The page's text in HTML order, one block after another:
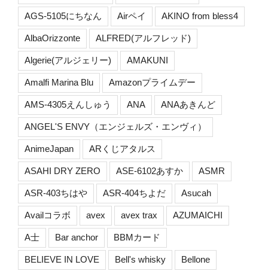
AGS-5105にちなん Airペイ AKINO from bless4
AlbaOrizzonte ALFRED(アルフレッド)
Algerie(アルジェリー) AMAKUNI
Amalfi Marina Blu Amazonプライムデー
AMS-4305えんしゅう ANA ANAあきんど
ANGEL'S ENVY（エンジェルズ・エンヴィ）
AnimeJapan ARくじアタルス
ASAHI DRY ZERO ASE-6102あすか ASMR
ASR-403ちはや ASR-404ちよだ Asucah
Availコラボ avex avex trax AZUMAICHI
A士 Bar anchor BBMカード
BELIEVE IN LOVE Bell's whisky Bellone